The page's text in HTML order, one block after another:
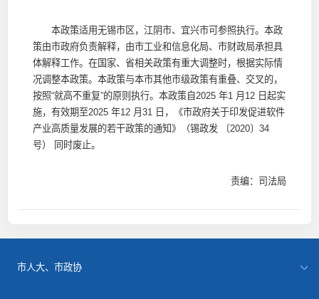
本政策适用无锡市区，江阴市、宜兴市可参照执行。本政
策由市政府负责解释，由市工业和信息化局、市财政局承担具
体解释工作。在国家、省相关政策有重大调整时，根据实际情
况调整本政策。本政策与本市其他市级政策有重叠、交叉的，
按照“就高不重复”的原则执行。本政策自2025 年1 月12 日起实
施，有效期至2025 年12 月31 日，《市政府关于印发促进软件
产业高质量发展的若干政策的通知》（锡政发 〔2020〕34
号） 同时废止。
责编：司法局
市人大、市政协